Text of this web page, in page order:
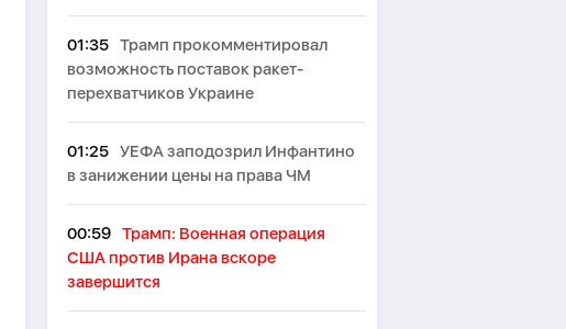
01:35 Трамп прокомментировал
возможность поставок ракет-
перехватчиков Украине
01:25 УЕФА заподозрил Инфантино
в занижении цены на права ЧМ
00:59 Трамп: Военная операция
США против Ирана вскоре
завершится